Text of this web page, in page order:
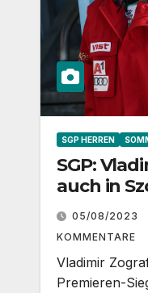
SGP HERREN
SGP:
auch in
05/08/2023
KOMMENTARE
Vladimir
Premieren-